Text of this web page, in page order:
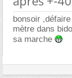
bonsoir
mètre dans
sa marche